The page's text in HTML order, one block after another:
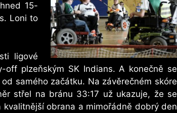
15-
Loni to
ligové
plzeňským SK Indians. A konečně se
samého začátku. Na závěrečném skóre
střel na bránu 33:17 už ukazuje, že se
obrana a mimořádně dobrý den